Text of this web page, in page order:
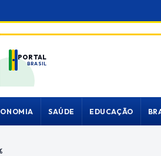
PORTAL
BRASIL
SAÚDE EDUCAÇÃO